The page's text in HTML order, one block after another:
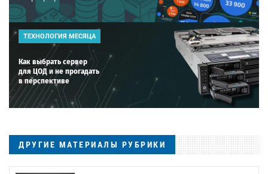
ТЕХНОЛОГИЯ МЕСЯЦА
Как выбрать сервер
для ЦОД и не прогадать
в перспективе
ДРУГИЕ МАТЕРИАЛЫ РУБРИКИ